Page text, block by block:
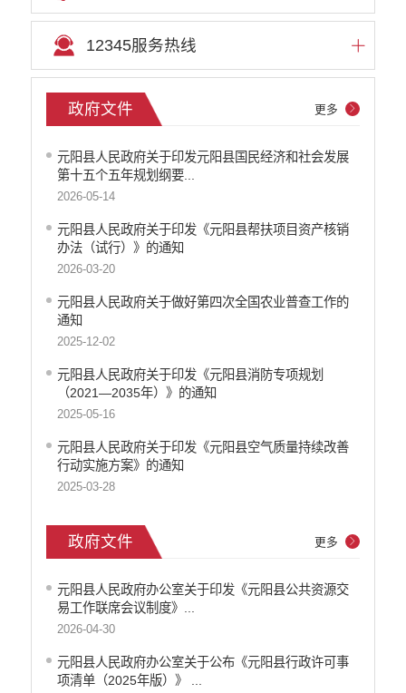
12345服务热线
政府文件
元阳县人民政府关于印发元阳县国民经济和社会发展
第十五个五年规划纲要...
2026-05-14
元阳县人民政府关于印发《元阳县帮扶项目资产核销
办法（试行）》的通知
2026-03-20
元阳县人民政府关于做好第四次全国农业普查工作的
通知
2025-12-02
元阳县人民政府关于印发《元阳县消防专项规划
（2021—2035年）》的通知
2025-05-16
元阳县人民政府关于印发《元阳县空气质量持续改善
行动实施方案》的通知
2025-03-28
更多
政府文件
元阳县人民政府办公室关于印发《元阳县公共资源交
易工作联席会议制度》...
2026-04-30
元阳县人民政府办公室关于公布《元阳县行政许可事
项清单（2025年版）》 ...
更多